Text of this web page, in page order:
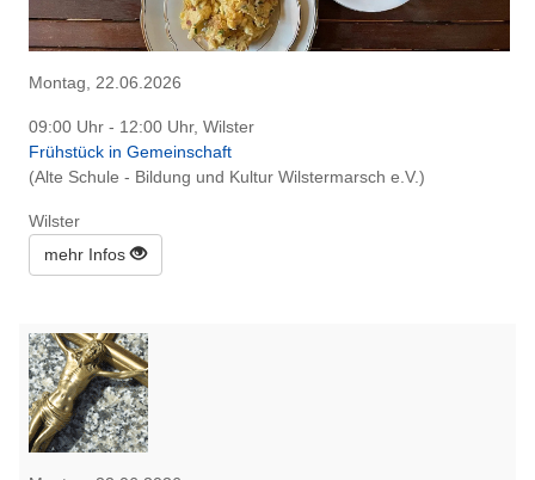
Montag, 22.06.2026
09:00 Uhr - 12:00 Uhr, Wilster
Frühstück in Gemeinschaft
(Alte Schule - Bildung und Kultur Wilstermarsch e.V.)
Wilster
mehr Infos